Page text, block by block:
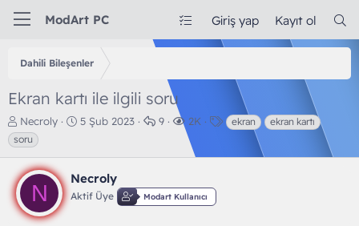
ModArt PC Giriş yap Kayıt ol
Dahili Bileşenler
Ekran kartı ile ilgili soru
K
o
n
u
y
u
b
Necroly
B
a
n
5 Şub 2023
C
l
a
9
G
ö
r
t
ü
2K
Eekran
ekran kartı
soru
N
Necroly
Aktif Üye Modart Kullanıcı